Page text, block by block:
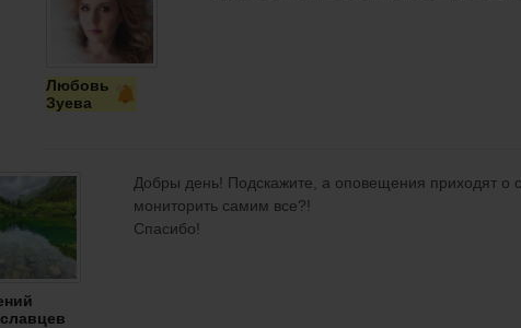
Любовь
Зуева
Добры день! Подскажите, а оповещения приходят о
мониторить самим все?!
Спасибо!